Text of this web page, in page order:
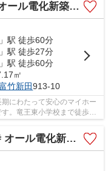
1棟 1号棟 長期優良住宅
」駅 徒歩60分
」駅 徒歩27分
」駅 徒歩60分
㎡
竹新田913-10
にわたって安心のマイホー
。竜王東小学校まで徒歩約4
全3棟 1号棟 敷地87坪